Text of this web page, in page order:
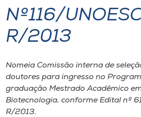
I.nova
Cultura
CPA
Nº116/
R/2013
Nomeia Comissão interna de
doutores para ingresso no
graduação Mestrado Acadêmico
Biotecnologia, conforme Edital nº
R/2013.